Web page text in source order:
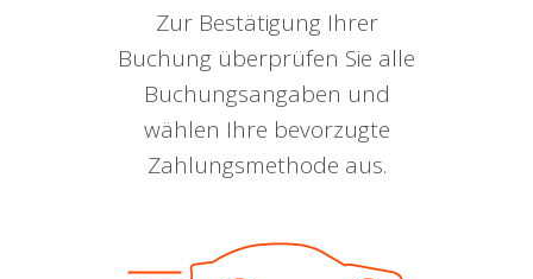
Zur Bestätigung Ihrer
Buchung überprüfen Sie alle
Buchungsangaben und
wählen Ihre bevorzugte
Zahlungsmethode aus.